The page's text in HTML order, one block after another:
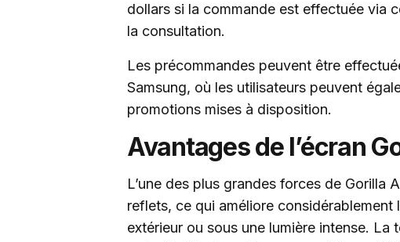
dollars si la commande est effectuée via
la consultation.
Les précommandes peuvent être
Samsung, où les utilisateurs peuvent
promotions mises à disposition.
Avantages de l’écran
L’une des plus grandes forces de Gorilla
reflets, ce qui améliore considérablement
extérieur ou sous une lumière intense.